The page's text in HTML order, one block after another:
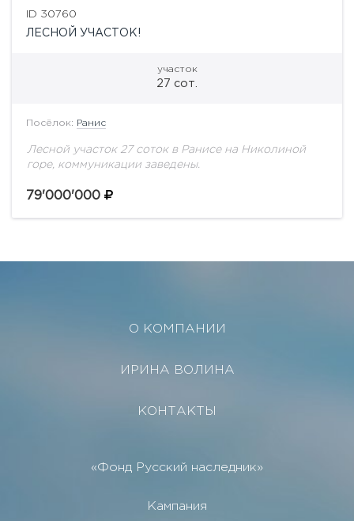
ID 30760
ЛЕСНОЙ УЧАСТОК!
участок
27 сот.
Посёлок: Ранис
Лесной участок 27 соток в Ранисе на Николиной
горе, коммуникации заведены.
79'000'000
О КОМПАНИИ
ИРИНА ВОЛИНА
КОНТАКТЫ
«Фонд Русский наследник»
Кампания